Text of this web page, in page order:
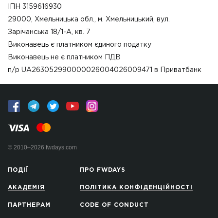
ІПН 3159616930
29000, Хмельницька обл., м. Хмельницький, вул.
Зарічанська 18/1-А, кв. 7
Виконавець є платником єдиного податку
Виконавець не є платником ПДВ
п/р UA263052990000026004026009471 в Приватбанк
© 2010–2026 fwdays.com
ПОДІЇ
АКАДЕМІЯ
ПАРТНЕРАМ
ПРО FWDAYS
ПОЛІТИКА КОНФІДЕНЦІЙНОСТІ
CODE OF CONDUCT